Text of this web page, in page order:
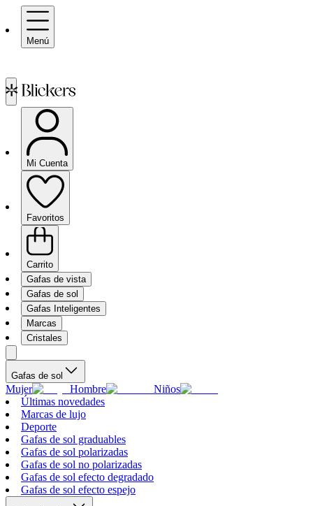
Menú
Mi Cuenta
Favoritos
Carrito
Gafas de vista
Gafas de sol
Gafas Inteligentes
Marcas
Cristales
Gafas de sol
Mujer Hombre
Niños
Últimas novedades
Marcas de lujo
Deporte
Gafas de sol graduables
Gafas de sol polarizadas
Gafas de sol no polarizadas
Gafas de sol efecto degradado
Gafas de sol efecto espejo